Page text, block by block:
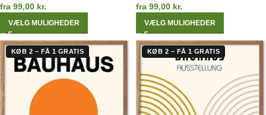
fra 99,00 kr.
VÆLG MULIGHEDER
fra 99,00 kr.
VÆLG MULIGHEDER
KØB 2 – FÅ 1 GRATIS KØB 2 – FÅ 1 GRATIS